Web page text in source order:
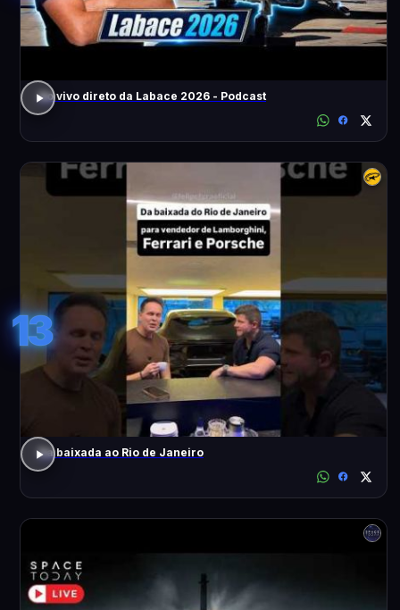
Ao vivo direto da Labace 2026 - Podcast
13
Da baixada ao Rio de Janeiro